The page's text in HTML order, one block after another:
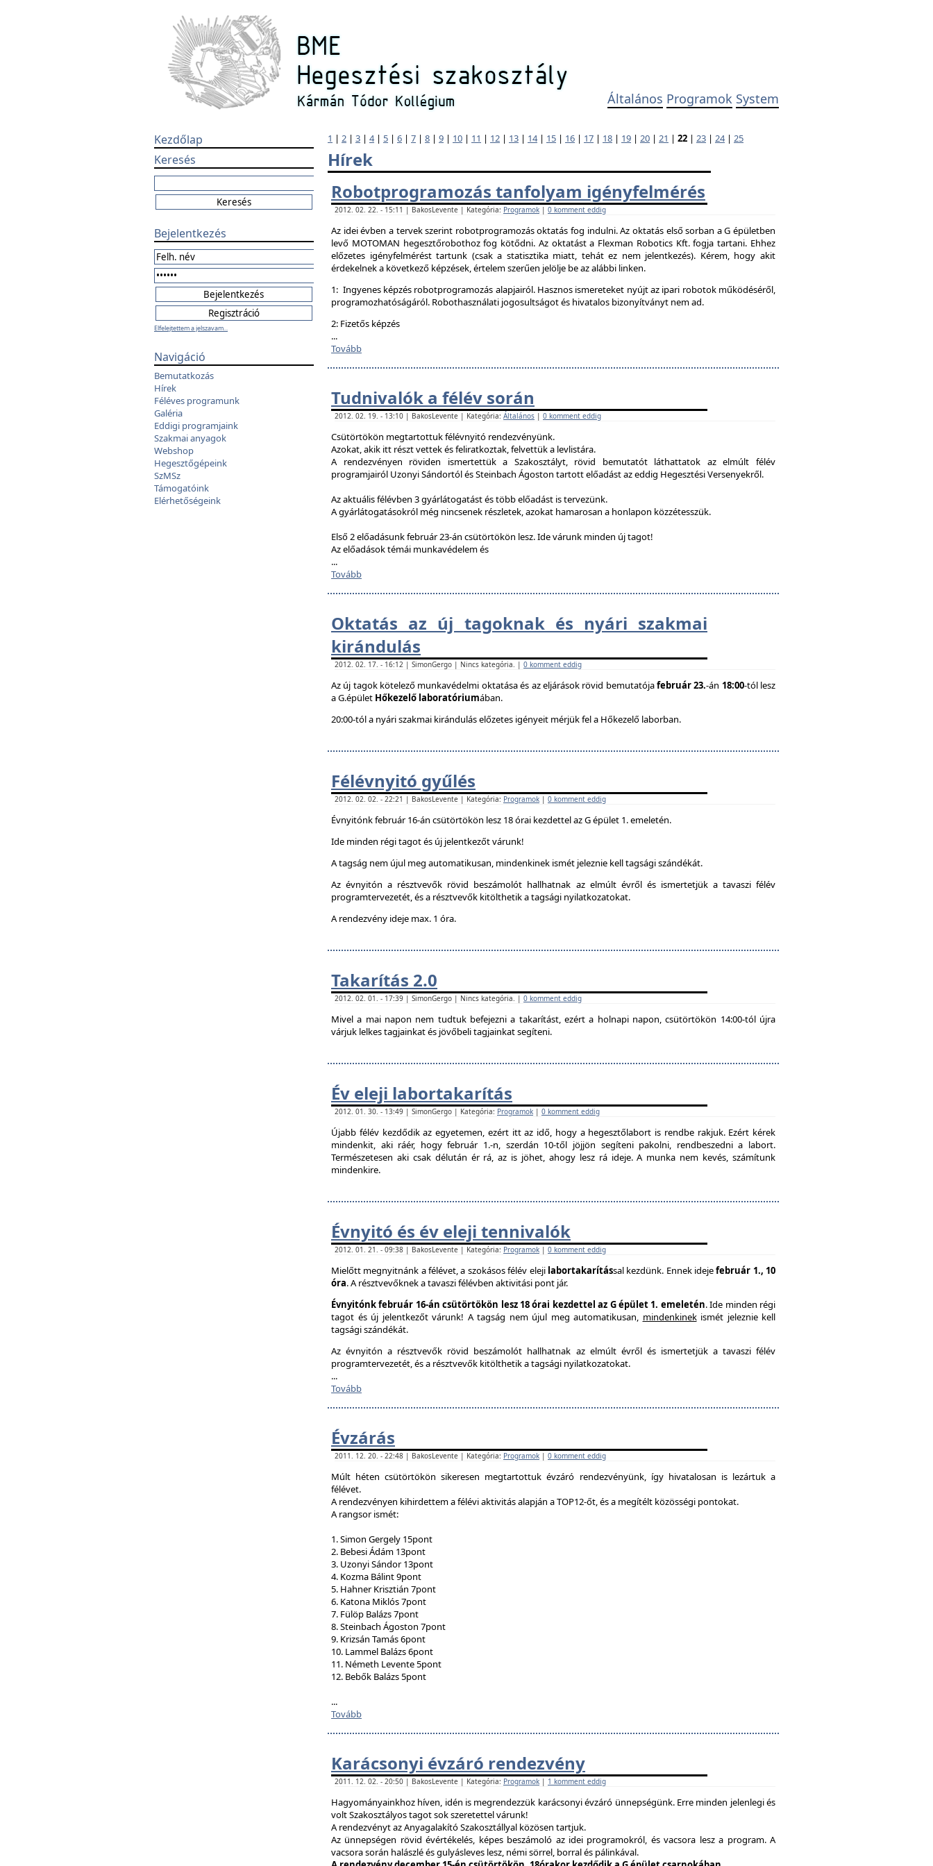
Általános Programok System
Kezdőlap
Keresés
Bejelentkezés
Elfelejtettem a jelszavam...
Navigáció
Bemutatkozás
Hírek
Féléves programunk
Galéria
Eddigi programjaink
Szakmai anyagok
Webshop
Hegesztőgépeink
SzMSz
Támogatóink
Elérhetőségeink
1 | 2 | 3 | 4| 5 | 6 | 7 | 8 | 9 | 10 | 11 | 12 | 13 | 14| 15 | 16 | 17 | 18 | 19 | 20 | 21 | 22 | 23 | 24| 25
Hírek
Robotprogramozás tanfolyam igényfelmérés
2012. 02. 22. - 15:11 | BakosLevente | Kategória: Programok | 0 komment eddig
Az idei évben a tervek szerint robotprogramozás oktatás fog indulni. Az oktatás első sorban a G épületben
levő MOTOMAN hegesztőrobothoz fog kötődni. Az oktatást a Flexman Robotics Kft. fogja tartani. Ehhez
előzetes igényfelmérést tartunk (csak a statisztika miatt, tehát ez nem jelentkezés). Kérem, hogy akit
érdekelnek a következő képzések, értelem szerűen jelölje be az alábbi linken.
1: Ingyenes képzés robotprogramozás alapjairól. Hasznos ismereteket nyújt az ipari robotok működéséről,
programozhatóságáról. Robothasználati jogosultságot és hivatalos bizonyítványt nem ad.
2: Fizetős képzés
...
Tovább
Tudnivalók a félév során
2012. 02. 19. - 13:10 | BakosLevente | Kategória: Általános | 0 komment eddig
Csütörtökön megtartottuk félévnyitó rendezvényünk.
Azokat, akik itt részt vettek és feliratkoztak, felvettük a levlistára.
A rendezvényen röviden ismertettük a Szakosztályt, rövid bemutatót láthattatok az elmúlt félév
programjairól Uzonyi Sándortól és Steinbach Ágoston tartott előadást az eddig Hegesztési Versenyekről.
Az aktuális félévben 3 gyárlátogatást és több előadást is tervezünk.
A gyárlátogatásokról még nincsenek részletek, azokat hamarosan a honlapon közzétesszük.
Első 2 előadásunk február 23-án csütörtökön lesz. Ide várunk minden új tagot!
Az előadások témái munkavédelem és
...
Tovább
Oktatás az új tagoknak és nyári szakmai
kirándulás
2012. 02. 17. - 16:12 | SimonGergo | Nincs kategória. | 0 komment eddig
Az új tagok kötelező munkavédelmi oktatása és az eljárások rövid bemutatójafebruár 23.-án 18:00-tól lesz
a G.épület Hőkezelő laboratóriumában.
20:00-tól a nyári szakmai kirándulás előzetes igényeit mérjük fel a Hőkezelő laborban.
Félévnyitó gyűlés
2012. 02. 02. - 22:21 | BakosLevente | Kategória: Programok | 0 komment eddig
Évnyitónk február 16-án csütörtökön lesz 18 órai kezdettel az G épület 1. emeletén.
Ide minden régi tagot és új jelentkezőt várunk!
A tagság nem újul meg automatikusan, mindenkinek ismét jeleznie kell tagsági szándékát.
Az évnyitón a résztvevők rövid beszámolót hallhatnak az elmúlt évről és ismertetjük a tavaszi félév
programtervezetét, és a résztvevők kitölthetik a tagsági nyilatkozatokat.
A rendezvény ideje max. 1 óra.
Takarítás 2.0
2012. 02. 01. - 17:39 | SimonGergo | Nincs kategória. | 0 komment eddig
Mivel a mai napon nem tudtuk befejezni a takarítást, ezért a holnapi napon, csütörtökön 14:00-tól újra
várjuk lelkes tagjainkat és jövőbeli tagjainkat segíteni.
Év eleji labortakarítás
2012. 01. 30. - 13:49 | SimonGergo | Kategória: Programok | 0 komment eddig
Újabb félév kezdődik az egyetemen, ezért itt az idő, hogy a hegesztőlabort is rendbe rakjuk. Ezért kérek
mindenkit, aki ráér, hogy február 1.-n, szerdán 10-től jöjjön segíteni pakolni, rendbeszedni a labort.
Természetesen aki csak délután ér rá, az is jöhet, ahogy lesz rá ideje. A munka nem kevés, számítunk
mindenkire.
Évnyitó és év eleji tennivalók
2012. 01. 21. - 09:38 | BakosLevente | Kategória: Programok | 0 komment eddig
Mielőtt megnyitnánk a félévet, a szokásos félév eleji labortakarítással kezdünk. Ennek idejefebruár 1., 10
óra. A résztvevőknek a tavaszi félévben aktivitási pont jár.
Évnyitónk február 16-án csütörtökön lesz 18 órai kezdettel az G épület 1. emeletén. Ide minden régi
tagot és új jelentkezőt várunk! A tagság nem újul meg automatikusan, mindenkinekismét jeleznie kell
tagsági szándékát.
Az évnyitón a résztvevők rövid beszámolót hallhatnak az elmúlt évről és ismertetjük a tavaszi félév
programtervezetét, és a résztvevők kitölthetik a tagsági nyilatkozatokat.
...
Tovább
Évzárás
2011. 12. 20. - 22:48 | BakosLevente | Kategória: Programok | 0 komment eddig
Múlt héten csütörtökön sikeresen megtartottuk évzáró rendezvényünk, így hivatalosan is lezártuk a
félévet.
A rendezvényen kihirdettem a félévi aktivitás alapján a TOP12-őt, és a megítélt közösségi pontokat.
A rangsor ismét:
1. Simon Gergely 15pont
2. Bebesi Ádám 13pont
3. Uzonyi Sándor 13pont
4. Kozma Bálint 9pont
5. Hahner Krisztián 7pont
6. Katona Miklós 7pont
7. Fülöp Balázs 7pont
8. Steinbach Ágoston 7pont
9. Krizsán Tamás 6pont
10. Lammel Balázs 6pont
11. Németh Levente 5pont
12. Bebők Balázs 5pont
...
Tovább
Karácsonyi évzáró rendezvény
2011. 12. 02. - 20:50 | BakosLevente | Kategória: Programok | 1 komment eddig
Hagyományainkhoz híven, idén is megrendezzük karácsonyi évzáró ünnepségünk. Erre minden jelenlegi és
volt Szakosztályos tagot sok szeretettel várunk!
A rendezvényt az Anyagalakító Szakosztállyal közösen tartjuk.
Az ünnepségen rövid évértékelés, képes beszámoló az idei programokról, és vacsora lesz a program. A
vacsora során halászlé és gulyásleves lesz, némi sörrel, borral és pálinkával.